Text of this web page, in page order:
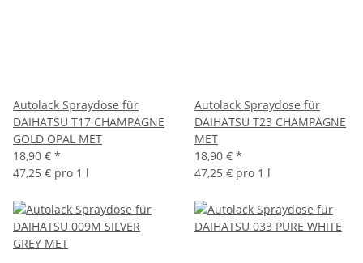
Autolack Spraydose für
DAIHATSU T17 CHAMPAGNE
GOLD OPAL MET
18,90 € *
47,25 € pro 1 l
Autolack Spraydose für
DAIHATSU T23 CHAMPAGNE
MET
18,90 € *
47,25 € pro 1 l